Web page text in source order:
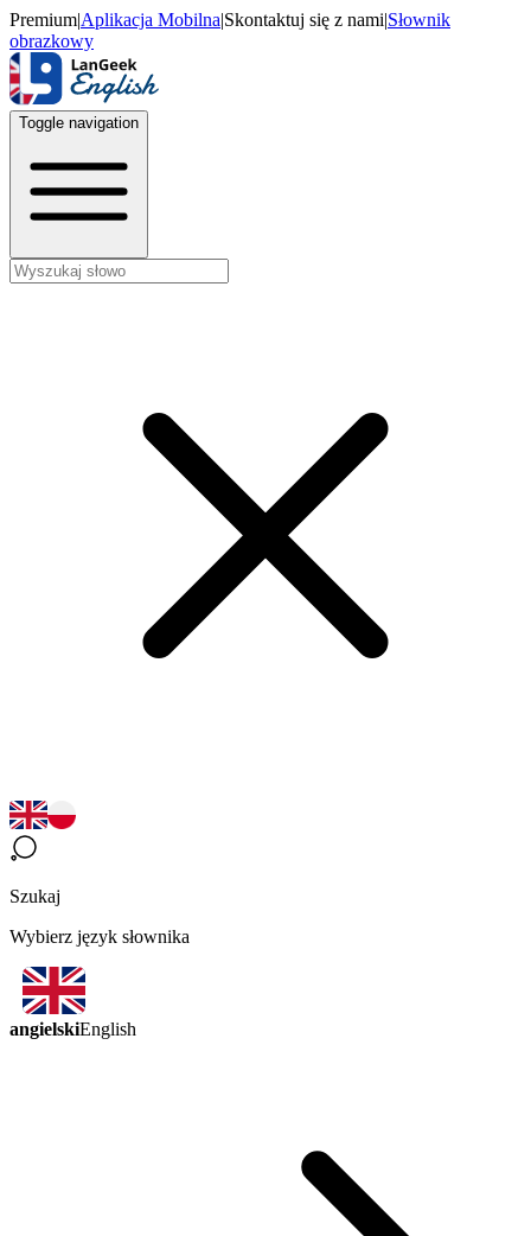
Premium|Aplikacja Mobilna|Skontaktuj się z nami|Słownik
obrazkowy
Toggle navigation
Szukaj
Wybierz język słownika
angielskiEnglish